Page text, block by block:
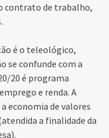
contrato de trabalho,
é o teleológico,
se confunde com a
20 é programa
e renda. A
economia de valores
a finalidade da